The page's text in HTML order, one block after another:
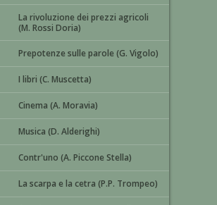
La rivoluzione dei prezzi agricoli
(M. Rossi Doria)
Prepotenze sulle parole (G. Vigolo)
I libri (C. Muscetta)
Cinema (A. Moravia)
Musica (D. Alderighi)
Contr'uno (A. Piccone Stella)
La scarpa e la cetra (P.P. Trompeo)